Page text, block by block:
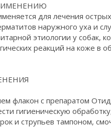
для лечения
наружного уха и
этиологии у собак,
реакций на коже в
флакон с препаратом
гигиеническую
и струпьев тампоном,